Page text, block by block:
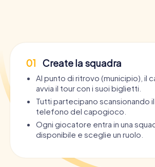
01 Create la squadra
Al punto di ritrovo (municipio), il
avvia il tour con i suoi biglietti.
Tutti partecipano scansionando
telefono del capogioco.
Ogni giocatore entra in una
disponibile e sceglie un ruolo.